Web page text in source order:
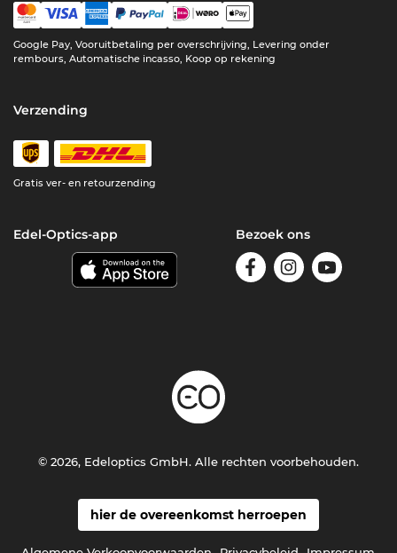
Google Pay, Vooruitbetaling per overschrijving, Levering onder
rembours, Automatische incasso, Koop op rekening
Verzending
Gratis ver- en retourzending
Edel-Optics-app Bezoek ons
hier de overeenkomst herroepen
© 2026, Edeloptics GmbH. Alle rechten voorbehouden.